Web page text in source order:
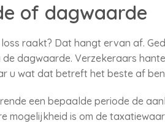
of dagwaarde
raakt? Dat hangt ervan af.
dagwaarde. Verzekeraars
u wat dat betreft het beste af
een bepaalde periode de
mogelijkheid is om de